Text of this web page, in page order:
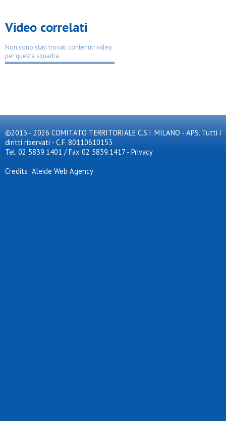
Video correlati
Non sono stati trovati contenuti video
per questa squadra
©2013 - 2026 COMITATO TERRITORIALE C.S.I. MILANO - APS. Tutti i
diritti riservati - C.F. 80110610153
Tel. 02 5839.1401 / Fax 02 5839.1417 - Privacy
Credits: Aleide Web Agency